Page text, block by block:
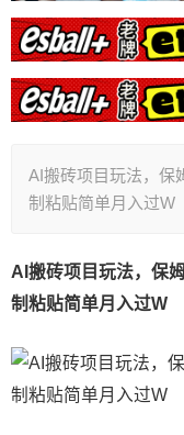
AI搬砖项目玩法，保
制粘贴简单月入过W
AI搬砖项目玩法，保
制粘贴简单月入过W